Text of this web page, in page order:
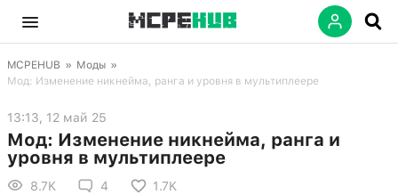
MCPEHUB » Моды »
Мод: Изменение никнейма, ранга и уровня в мультиплеере
13:13, 12 май 25
Мод: Изменение никнейма, ранга и
уровня в мультиплеере
8.7K 4 1.7K